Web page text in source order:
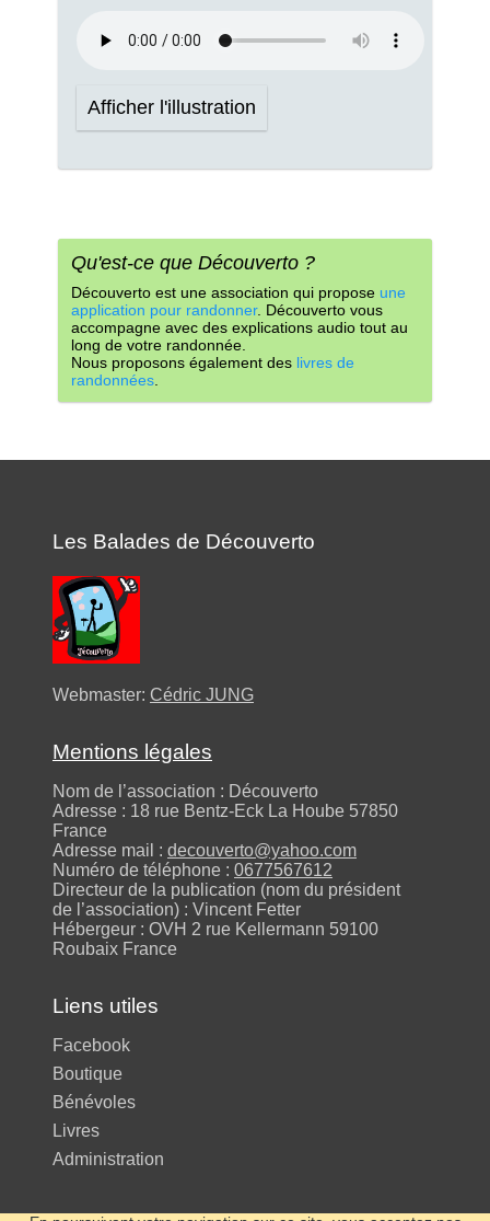
Afficher l'illustration
Qu'est-ce que Découverto ?
Découverto est une association qui propose une
application pour randonner. Découverto vous
accompagne avec des explications audio tout au
long de votre randonnée.
Nous proposons également des livres de
randonnées
Les Balades de Découverto
Webmaster: Cédric JUNG
Mentions légales
Nom de l’association : Découverto
Adresse : 18 rue Bentz-Eck La Hoube 57850
France
Adresse mail : decouverto@yahoo.com
Numéro de téléphone : 0677567612
Directeur de la publication (nom du président
de l’association) : Vincent Fetter
Hébergeur : OVH 2 rue Kellermann 59100
Roubaix France
Liens utiles
Facebook
Boutique
Bénévoles
Livres
Administration